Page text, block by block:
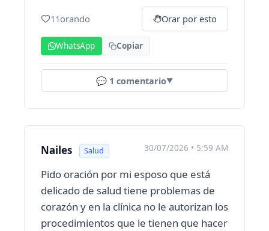
11orando Orar por esto
WhatsApp Copiar
💬 1 comentario▼
Nailes Salud 30/07/2026 • 5:59 AM
Pido oración por mi esposo que está
delicado de salud tiene problemas de
corazón y en la clínica no le autorizan los
procedimientos que le tienen que hacer